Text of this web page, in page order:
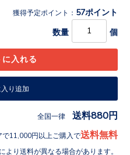
獲得予定ポイント： 57ポイント
数量 個
り追加
全国一律 送料880円
で11,000円以上ご購入で送料無料
より送料が異なる場合があります。